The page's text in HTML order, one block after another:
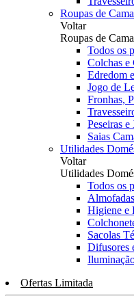
Roupas de Cama
Voltar
Roupas de Cama
Todos os
Colchas e
Edredom
Jogo de
Fronhas,
Peseiras
Saias
Utilidades
Voltar
Utilidades
Todos os
Higiene e
Sacolas
Difusores
Ofertas Limitada